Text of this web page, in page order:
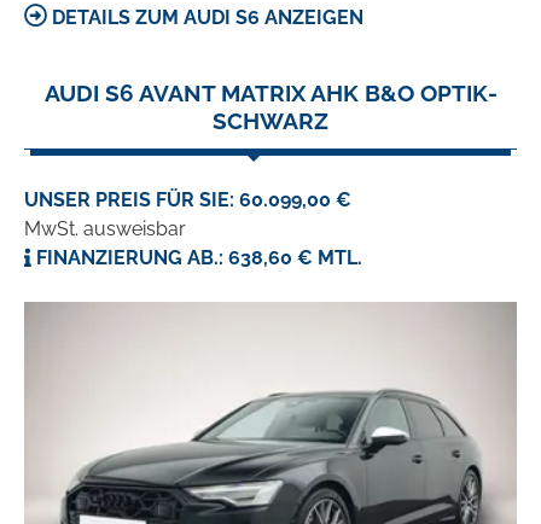
DETAILS ZUM AUDI S6 ANZEIGEN
AUDI S6 AVANT MATRIX AHK B&O OPTIK-
SCHWARZ
UNSER PREIS FÜR SIE: 60.099,00 €
MwSt. ausweisbar
FINANZIERUNG AB.: 638,60 € MTL.